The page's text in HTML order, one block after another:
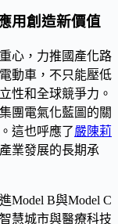
用創造新價值
心，力推國產化路
動車，不只能壓低
性和全球競爭力。
團電氣化藍圖的關
這也呼應了嚴陳莉
業發展的長期承